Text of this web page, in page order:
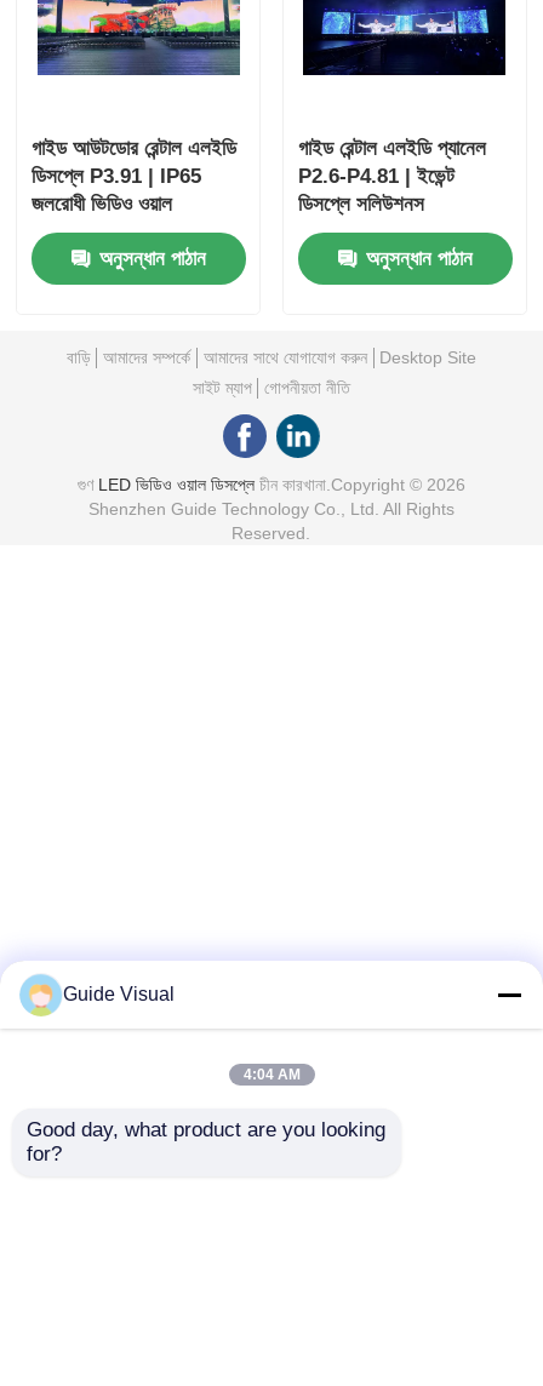
গাইড আউটডোর রেন্টাল এলইডি
ডিসপ্লে P3.91 | IP65
জলরোধী ভিডিও ওয়াল
অনুসন্ধান পাঠান
গাইড রেন্টাল এলইডি প্যানেল
P2.6-P4.81 | ইভেন্ট
ডিসপ্লে সলিউশনস
অনুসন্ধান পাঠান
বাড়ি আমাদের সম্পর্কে আমাদের সাথে যোগাযোগ করুন
Desktop Site
সাইট ম্যাপ
গোপনীয়তা নীতি
গুণ LED ভিডিও ওয়াল ডিসপ্লেচীন কারখানা.Copyright © 2026
Shenzhen Guide Technology Co., Ltd. All Rights
Reserved.
Guide Visual
4:04 AM
Good day, what product are you looking
for?